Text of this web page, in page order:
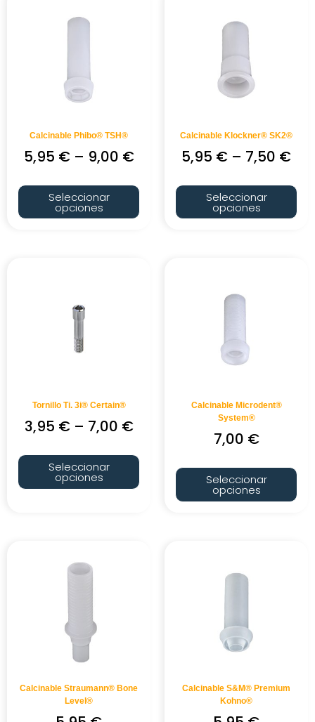
Calcinable Phibo® TSH®
5,95 €– 9,00 €
Seleccionar
opciones
Calcinable Klockner® SK2®
5,95 € – 7,50 €
Seleccionar
opciones
Tornillo Ti. 3i® Certain®
3,95 €– 7,00 €
Seleccionar
opciones
Calcinable Microdent®
System®
7,00 €
Seleccionar
opciones
Calcinable Straumann® Bone
Level®
Calcinable S&M® Premium
Kohno®